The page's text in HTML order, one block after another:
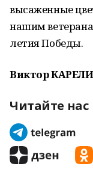
высаженные
нашим
летия Победы.
Виктор
Читайте нас